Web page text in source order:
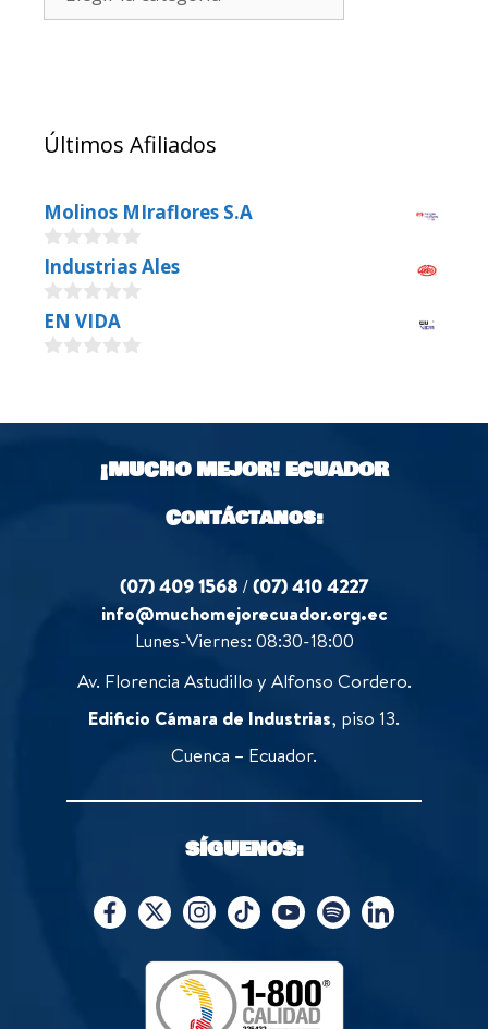
Últimos Afiliados
Molinos MIraflores S.A
0
o
u
t
o
f
Industrias Ales
0
o
u
5
EN VIDA
t
¡MUCHO MEJOR!ECUADOR
Contáctanos:
(07) 409 1568 /(07) 410 4227
info@muchomejorecuador.org.ec
Lunes-Viernes: 08:30-18:00
Av. Florencia Astudillo y Alfonso Cordero.
Edificio Cámara de Industrias, piso 13.
Cuenca – Ecuador.
SÍGUENOS: